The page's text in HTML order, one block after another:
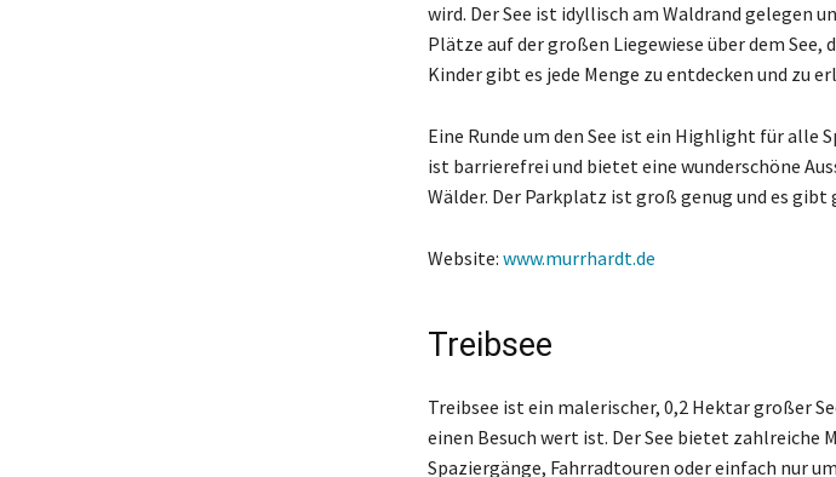
wird. Der See ist idyllisch am Waldrand gelegen
Plätze auf der großen Liegewiese über dem See,
Kinder gibt es jede Menge zu entdecken und zu
Eine Runde um den See ist ein Highlight für alle
ist barrierefrei und bietet eine wunderschöne
Wälder. Der Parkplatz ist groß genug und es
Website: www.murrhardt.de
Treibsee
Treibsee ist ein malerischer, 0,2 Hektar großer
einen Besuch wert ist. Der See bietet
Spaziergänge, Fahrradtouren oder einfach nur